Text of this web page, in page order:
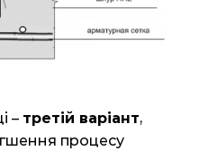
– третій варіант,
процесу